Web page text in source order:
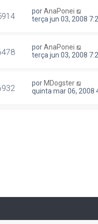
porAnaPonei
terça jun 03, 2008
porAnaPonei
terça jun 03, 2008
por MDogster
quinta mar 06, 2008